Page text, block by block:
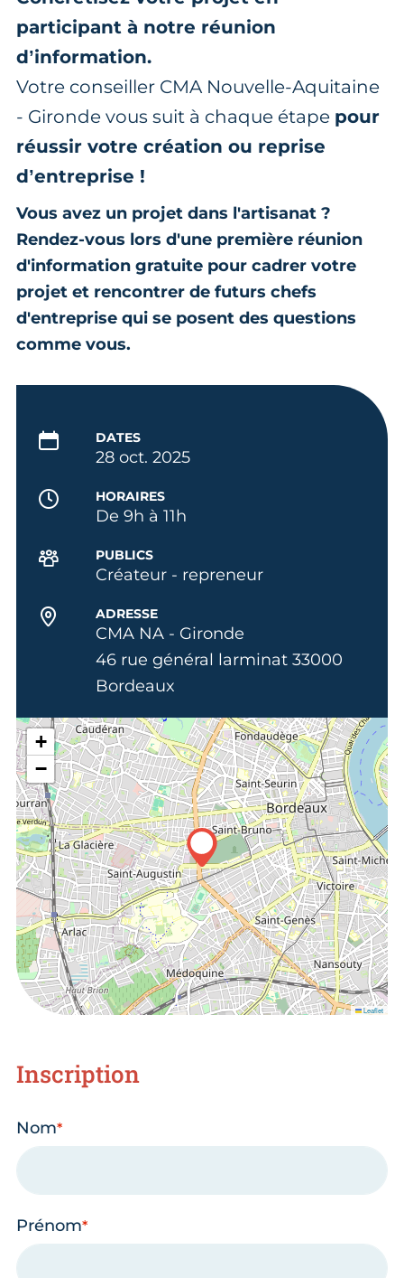
participant à notre réunion
d’information.
Votre conseiller CMA Nouvelle-Aquitaine
- Gironde vous suit à chaque étape pour
réussir votre création ou reprise
d’entreprise !
Vous avez un projet dans l'artisanat ?
Rendez-vous lors d'une première réunion
d'information gratuite pour cadrer votre
projet et rencontrer de futurs chefs
d'entreprise qui se posent des questions
comme vous.
DATES
28 oct. 2025
HORAIRES
De 9h à 11h
PUBLICS
Créateur - repreneur
ADRESSE
CMA NA - Gironde
46 rue général larminat 33000
Bordeaux
+
−
Leaflet
Inscription
Nom
Prénom